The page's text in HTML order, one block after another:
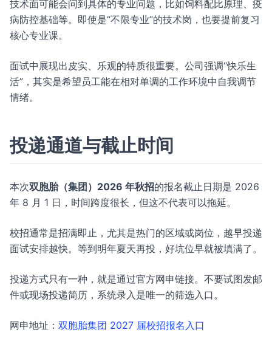
技术面可能会问到具体的专业问题，比如饲料配比原理、疫
病防控基础等。即使是“不限专业”的技术岗，也要提前复习
核心专业课。
面试中展现出皮实、乐观的特质很重要。公司强调“快乐生
活”，其实是希望员工能在相对单调的工作环境中自我调节
情绪。
投递通道与截止时间
本次双胞胎（集团）2026 年秋招的报名截止日期是 2026
年 8 月 1 日，时间跨度很长，但这不代表可以拖延。
校招通常是招满即止，尤其是热门的区域或岗位，越早投递
面试安排越快。等到明年夏天再投，好坑位早就被填满了。
投递方式只有一种，就是通过官方网申链接。不要试图发邮
件或现场投递简历，系统录入是唯一的筛选入口。
网申地址： 双胞胎集团 2027 届校招报名入口